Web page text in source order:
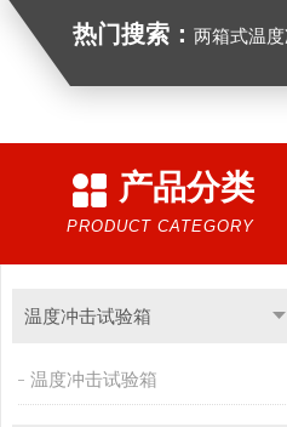
热门搜索： 两箱式温
产品分类
PRODUCT CATEGORY
温度冲击试验箱
温度冲击试验箱